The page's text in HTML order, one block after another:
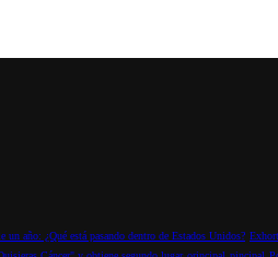
año: ¿Qué está pasando dentro de Estados Unidos?